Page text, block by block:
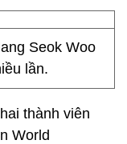
Seok Woo
lần.
thành viên
World